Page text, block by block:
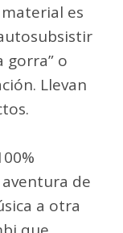
es
gorra” o
Llevan
de
a otra